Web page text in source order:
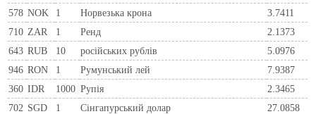
578 NOK 1 Норвезька крона
3.7411
710 ZAR 1 Ренд
2.1373
643 RUB 10 російських рублів
5.0976
946 RON 1 Румунський лей
7.9387
360 IDR 1000 Рупія
2.3465
702 SGD 1 Сінгапурський долар
27.0858